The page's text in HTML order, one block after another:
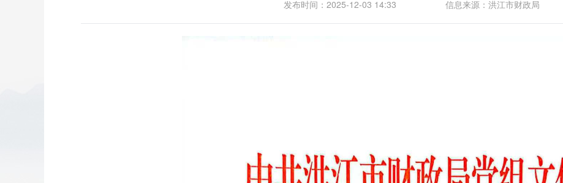
发布时间：2025-12-03 14:33 信息来源：洪江市财政局